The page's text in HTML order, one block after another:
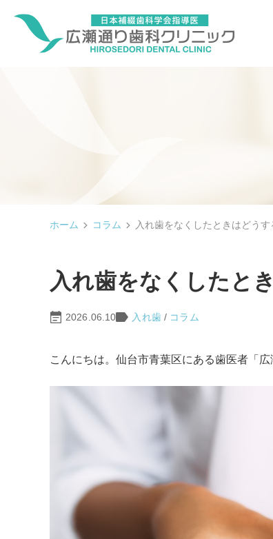
ホーム コラム 入れ歯をなくしたときはどう
入れ歯をなくしたと
2026.06.10 入れ歯/ コラム
こんにちは。仙台市青葉区にある歯医者「広